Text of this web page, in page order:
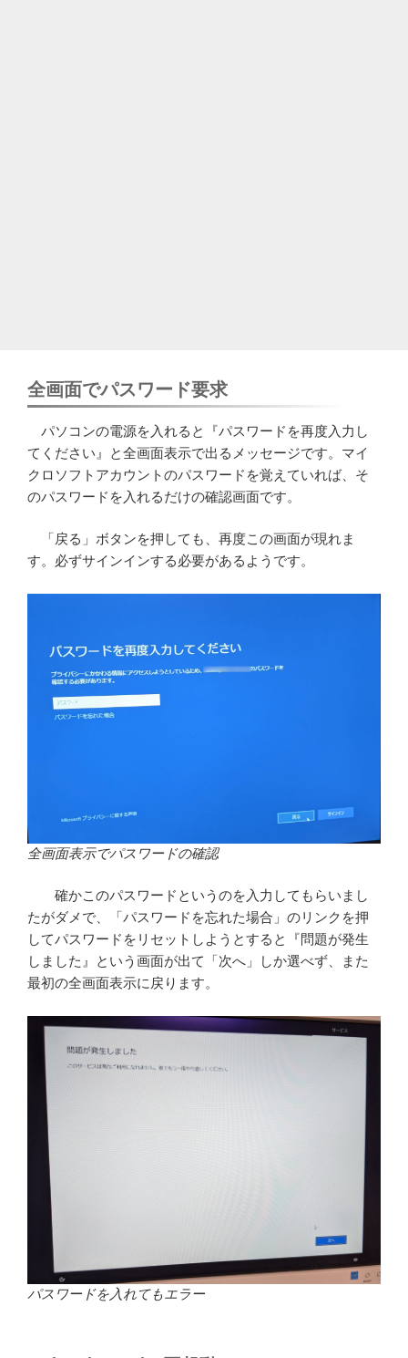
全画面でパスワード要求
パソコンの電源を入れると『パスワードを再度入力し
てください』と全画面表示で出るメッセージです。マイ
クロソフトアカウントのパスワードを覚えていれば、そ
のパスワードを入れるだけの確認画面です。
「戻る」ボタンを押しても、再度この画面が現れま
す。必ずサインインする必要があるようです。
全画面表示でパスワードの確認
確かこのパスワードというのを入力してもらいまし
たがダメで、「パスワードを忘れた場合」のリンクを押
してパスワードをリセットしようとすると『問題が発生
しました』という画面が出て「次へ」しか選べず、また
最初の全画面表示に戻ります。
パスワードを入れてもエラー